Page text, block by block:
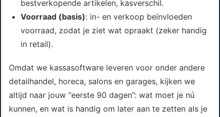
bestverkopende artikelen, kasverschil.
Voorraad (basis): in- en verkoop beïnvloeden
voorraad, zodat je ziet wat opraakt (zeker handig
in retail).
Omdat we kassasoftware leveren voor onder andere
detailhandel, horeca, salons en garages, kijken we
altijd naar jouw “eerste 90 dagen”: wat moet je nú
kunnen, en wat is handig om later aan te zetten als je